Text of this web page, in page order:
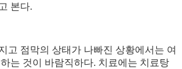
본다.
고 점막의 상태가 나빠진 상황에서는 여
는 것이 바람직하다. 치료에는 치료탕